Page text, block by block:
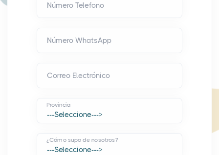
Número Telefono
Número WhatsApp
Correo Electrónico
Provincia
¿Cómo supo de nosotros?